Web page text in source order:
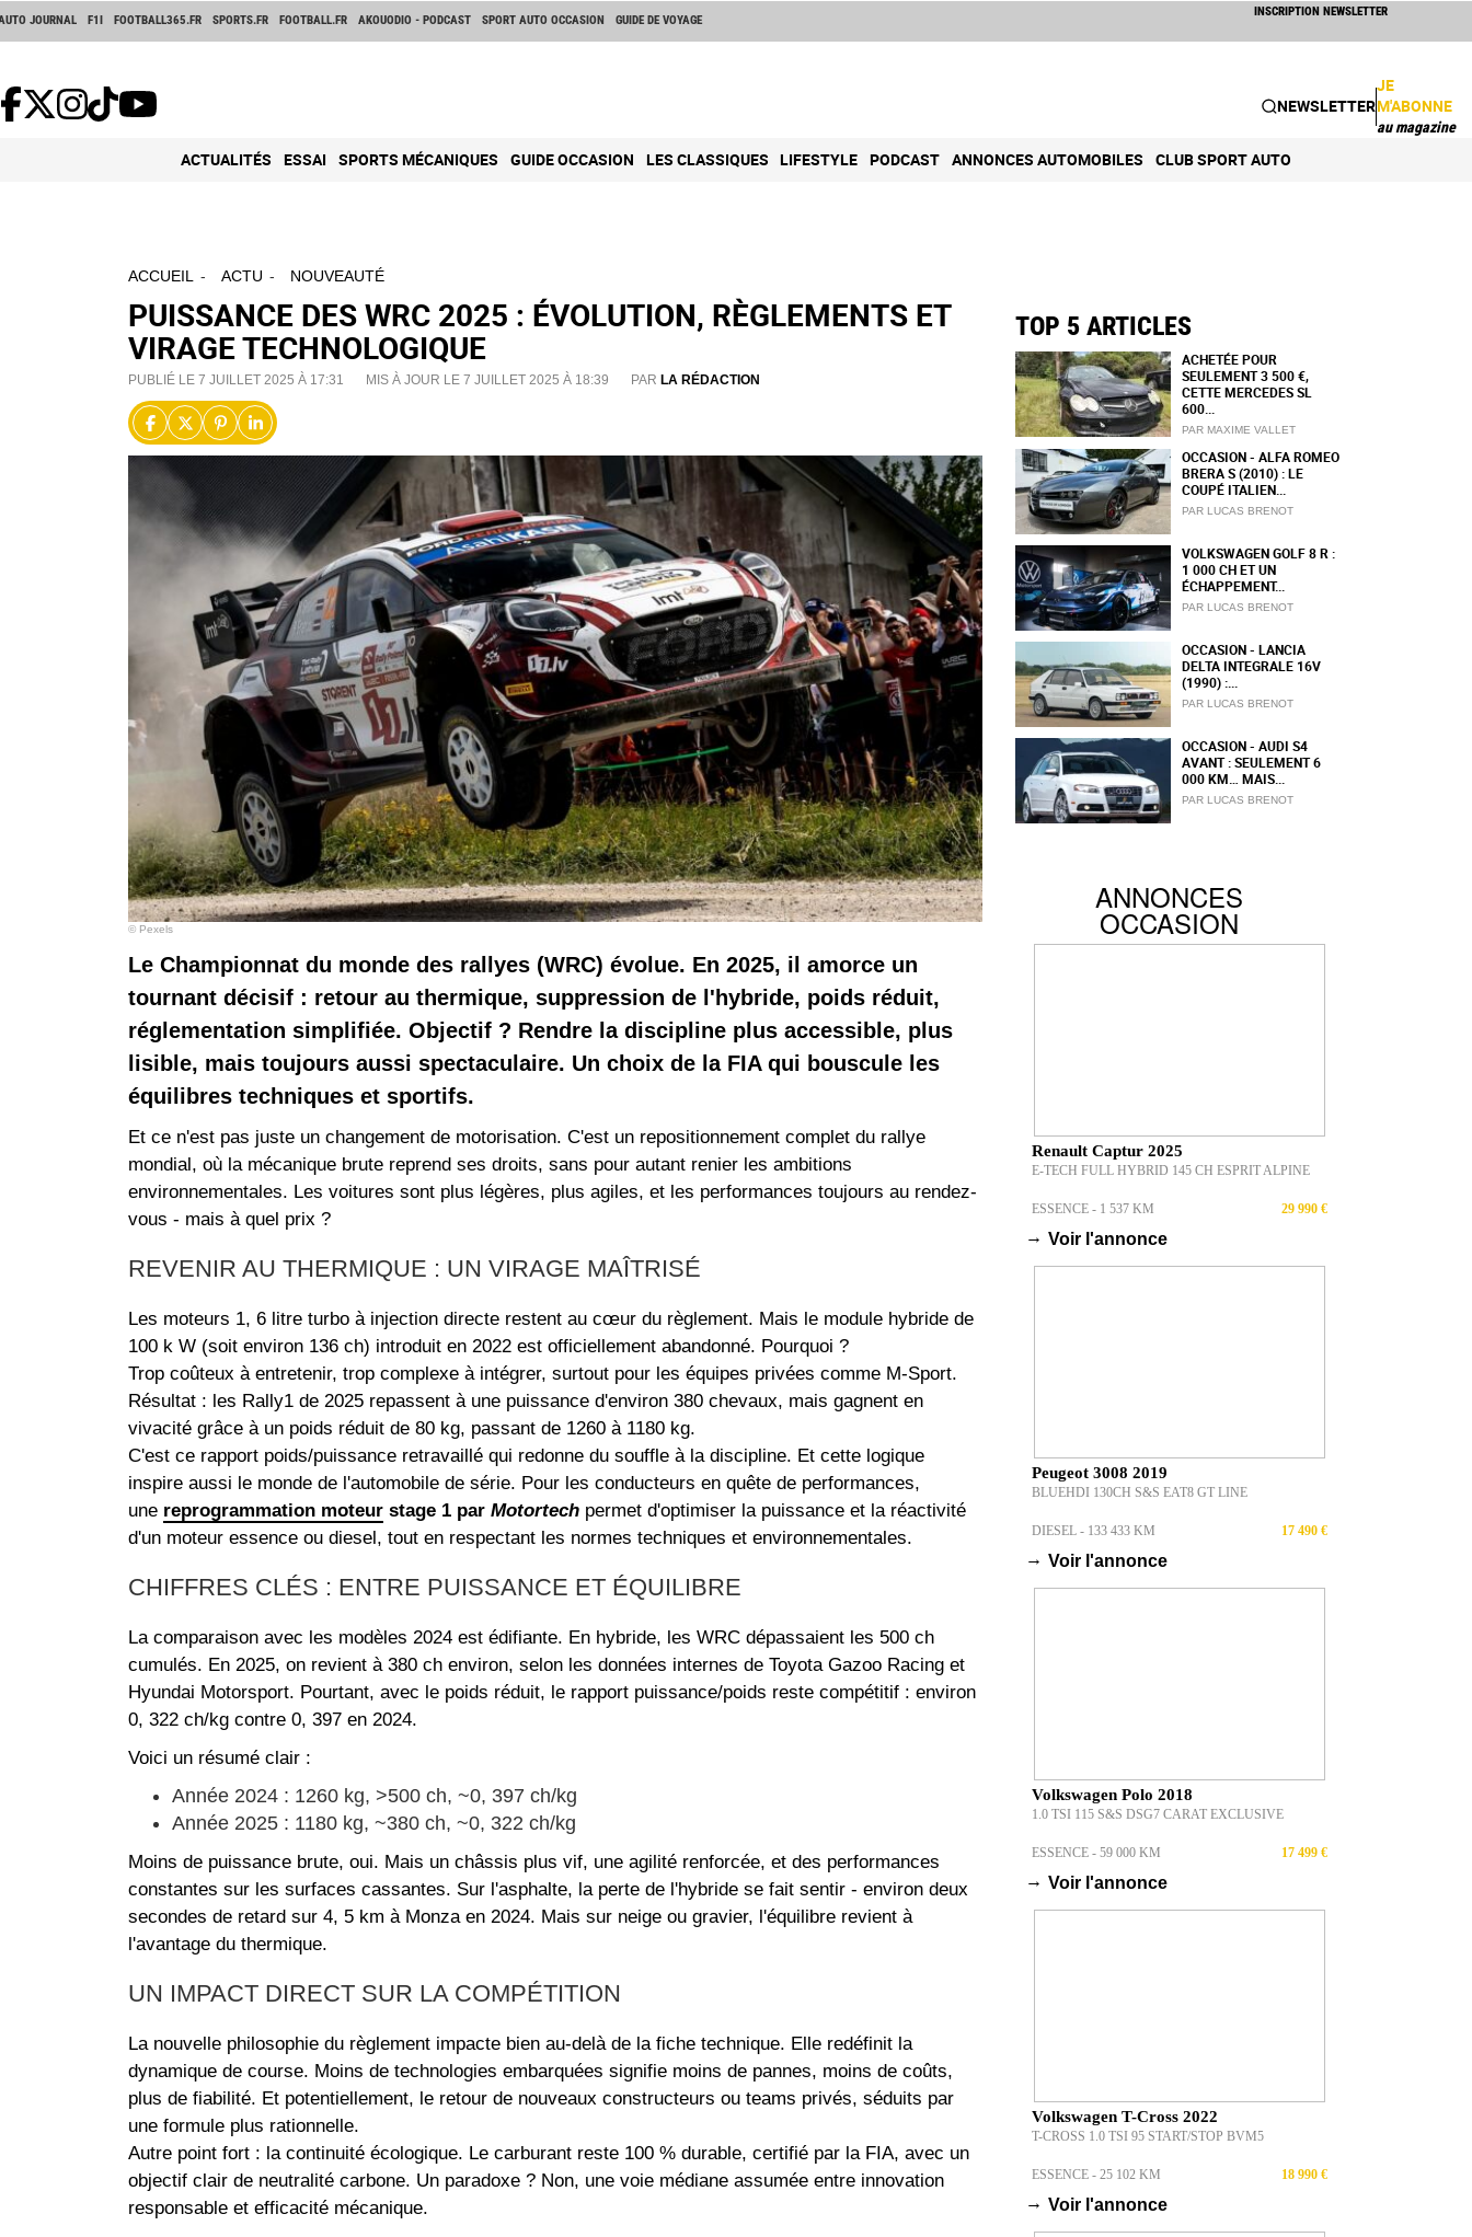
JOURNAL F1I FOOTBALL365.FR SPORTS.FR FOOTBALL.FR AKOUODIO - PODCAST SPORT AUTO OCCASION GUIDE DE VOYAGE
INSCRIPTION NEWSLETTER
NEWSLETTER
JE
M'ABONNE
au magazine
ACTUALITÉS ESSAI SPORTS MÉCANIQUES GUIDE OCCASION LES CLASSIQUES LIFESTYLE PODCAST ANNONCES AUTOMOBILES CLUB SPORT AUTO
ACCUEIL ACTU NOUVEAUTÉ
PUISSANCE DES WRC 2025 : ÉVOLUTION, RÈGLEMENTS ET
VIRAGE TECHNOLOGIQUE
PUBLIÉ LE 7 JUILLET 2025 À 17:31 MIS À JOUR LE 7 JUILLET 2025 À 18:39 PAR LA RÉDACTION
© Pexels
Le Championnat du monde des rallyes (WRC) évolue. En 2025, il amorce un
tournant décisif : retour au thermique, suppression de l'hybride, poids réduit,
réglementation simplifiée. Objectif ? Rendre la discipline plus accessible, plus
lisible, mais toujours aussi spectaculaire. Un choix de la FIA qui bouscule les
équilibres techniques et sportifs.
Et ce n'est pas juste un changement de motorisation. C'est un repositionnement complet du rallye
mondial, où la mécanique brute reprend ses droits, sans pour autant renier les ambitions
environnementales. Les voitures sont plus légères, plus agiles, et les performances toujours au rendez-
vous - mais à quel prix ?
REVENIR AU THERMIQUE : UN VIRAGE MAÎTRISÉ
Les moteurs 1, 6 litre turbo à injection directe restent au cœur du règlement. Mais le module hybride de
100 k W (soit environ 136 ch) introduit en 2022 est officiellement abandonné. Pourquoi ?
Trop coûteux à entretenir, trop complexe à intégrer, surtout pour les équipes privées comme M-Sport.
Résultat : les Rally1 de 2025 repassent à une puissance d'environ 380 chevaux, mais gagnent en
vivacité grâce à un poids réduit de 80 kg, passant de 1260 à 1180 kg.
C'est ce rapport poids/puissance retravaillé qui redonne du souffle à la discipline. Et cette logique
inspire aussi le monde de l'automobile de série. Pour les conducteurs en quête de performances,
une reprogrammation moteur stage 1 par Motortech permet d'optimiser la puissance et la réactivité
d'un moteur essence ou diesel, tout en respectant les normes techniques et environnementales.
CHIFFRES CLÉS : ENTRE PUISSANCE ET ÉQUILIBRE
La comparaison avec les modèles 2024 est édifiante. En hybride, les WRC dépassaient les 500 ch
cumulés. En 2025, on revient à 380 ch environ, selon les données internes de Toyota Gazoo Racing et
Hyundai Motorsport. Pourtant, avec le poids réduit, le rapport puissance/poids reste compétitif : environ
0, 322 ch/kg contre 0, 397 en 2024.
Voici un résumé clair :
Année 2024 : 1260 kg, >500 ch, ~0, 397 ch/kg
Année 2025 : 1180 kg, ~380 ch, ~0, 322 ch/kg
Moins de puissance brute, oui. Mais un châssis plus vif, une agilité renforcée, et des performances
constantes sur les surfaces cassantes. Sur l'asphalte, la perte de l'hybride se fait sentir - environ deux
secondes de retard sur 4, 5 km à Monza en 2024. Mais sur neige ou gravier, l'équilibre revient à
l'avantage du thermique.
UN IMPACT DIRECT SUR LA COMPÉTITION
La nouvelle philosophie du règlement impacte bien au-delà de la fiche technique. Elle redéfinit la
dynamique de course. Moins de technologies embarquées signifie moins de pannes, moins de coûts,
plus de fiabilité. Et potentiellement, le retour de nouveaux constructeurs ou teams privés, séduits par
une formule plus rationnelle.
Autre point fort : la continuité écologique. Le carburant reste 100 % durable, certifié par la FIA, avec un
objectif clair de neutralité carbone. Un paradoxe ? Non, une voie médiane assumée entre innovation
responsable et efficacité mécanique.
TOP 5 ARTICLES
ACHETÉE POUR
SEULEMENT 3 500 €,
CETTE MERCEDES SL
600...
PAR MAXIME VALLET
OCCASION - ALFA ROMEO
BRERA S (2010) : LE
COUPÉ ITALIEN...
PAR LUCAS BRENOT
VOLKSWAGEN GOLF 8 R :
1 000 CH ET UN
ÉCHAPPEMENT...
PAR LUCAS BRENOT
OCCASION - LANCIA
DELTA INTEGRALE 16V
(1990) :...
PAR LUCAS BRENOT
OCCASION - AUDI S4
AVANT : SEULEMENT 6
000 KM… MAIS...
PAR LUCAS BRENOT
ANNONCES
OCCASION
Renault Captur 2025
E-TECH FULL HYBRID 145 CH ESPRIT ALPINE
ESSENCE - 1 537 KM 29 990 €
→ Voir l'annonce
Peugeot 3008 2019
BLUEHDI 130CH S&S EAT8 GT LINE
DIESEL - 133 433 KM 17 490 €
→ Voir l'annonce
Volkswagen Polo 2018
1.0 TSI 115 S&S DSG7 CARAT EXCLUSIVE
ESSENCE - 59 000 KM 17 499 €
→ Voir l'annonce
Volkswagen T-Cross 2022
T-CROSS 1.0 TSI 95 START/STOP BVM5
ESSENCE - 25 102 KM 18 990 €
→ Voir l'annonce